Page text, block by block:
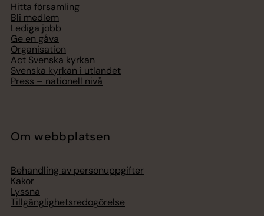
Hitta församling
Bli medlem
Lediga jobb
Ge en gåva
Organisation
Act Svenska kyrkan
Svenska kyrkan i utlandet
Press – nationell nivå
Om webbplatsen
Behandling av personuppgifter
Kakor
Lyssna
Tillgänglighetsredogörelse